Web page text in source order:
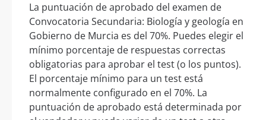
La puntuación de aprobado del examen de
Convocatoria Secundaria: Biología y geología en
Gobierno de Murcia es del 70%. Puedes elegir el
mínimo porcentaje de respuestas correctas
obligatorias para aprobar el test (o los puntos).
El porcentaje mínimo para un test está
normalmente configurado en el 70%. La
puntuación de aprobado está determinada por